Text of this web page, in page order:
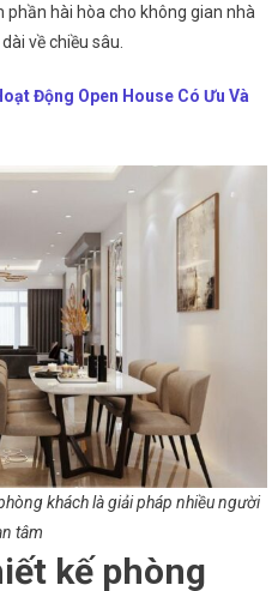
hài hòa cho không gian nhà
về chiều sâu.
Động Open House Có Ưu Và
khách là giải pháp nhiều người
tâm
kế phòng